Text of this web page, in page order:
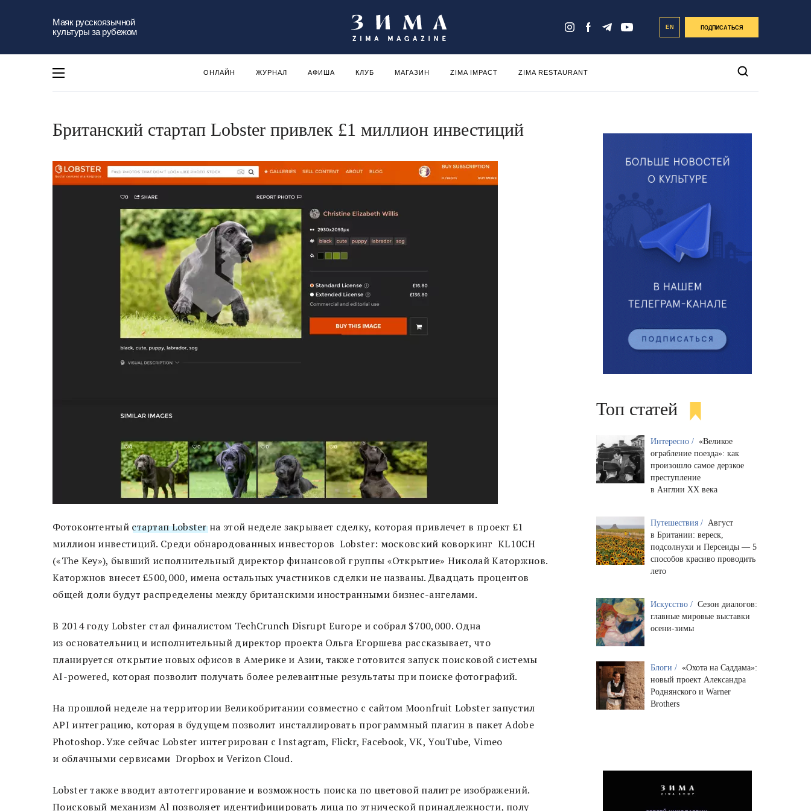
Маяк русскоязычной
культуры за рубежом
EN ПОДПИСАТЬСЯ
ОНЛАЙН ЖУРНАЛ АФИША КЛУБ МАГАЗИН ZIMA IMPACT ZIMA RESTAURANT
Британский стартап Lobster привлек £1 миллион инвестиций
Фотоконтентый стартап Lobsterна этой неделе закрывает сделку, которая привлечет в проект £1
миллион инвестиций. Среди обнародованных инвесторов Lobster: московский коворкинг KL10CH
(«The Key»), бывший исполнительный директор финансовой группы «Открытие» Николай Каторжнов.
Каторжнов внесет £500,000, имена остальных участников сделки не названы. Двадцать процентов
общей доли будут распределены между британскими иностранными бизнес-ангелами.
В 2014 году Lobster стал финалистом TechCrunch Disrupt Europe и собрал $700,000. Одна
из основательниц и исполнительный директор проекта Ольга Егоршева рассказывает, что
планируется открытие новых офисов в Америке и Азии, также готовится запуск поисковой системы
AI-powered, которая позволит получать более релевантные результаты при поиске фотографий.
На прошлой неделе на территории Великобритании совместно с сайтом Moonfruit Lobster запустил
API интеграцию, которая в будущем позволит инсталлировать программный плагин в пакет Adobe
Photoshop. Уже сейчас Lobster интегрирован с Instagram, Flickr, Facebook, VK, YouTube, Vimeo
и облачными сервисами Dropbox и Verizon Cloud.
Lobster также вводит автотеггирование и возможность поиска по цветовой палитре изображений.
Поисковый механизм Al позволяет идентифицировать лица по этнической принадлежности, полу
Топ статей
Интересно / «Великое
ограбление поезда»: как
произошло самое дерзкое
преступление
в Англии XX века
Путешествия / Август
в Британии: вереск,
подсолнухи и Персеиды — 5
способов красиво проводить
лето
Искусство / Сезон диалогов:
главные мировые выставки
осени-зимы
Блоги / «Охота на Саддама»:
новый проект Александра
Роднянского и Warner
Brothers